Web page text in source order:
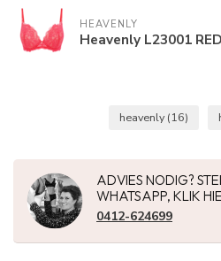
HEAVENLY
Heavenly L23001 RED
heavenly(16)
ADVIES NODIG?
WHATSAPP, KLIK
0412-624699